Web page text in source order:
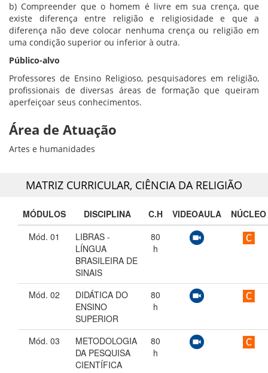
b) Compreender que o homem é livre em sua crença, que
existe diferença entre religião e religiosidade e que a
diferença não deve colocar nenhuma crença ou religião em
uma condição superior ou inferior à outra.
Público-alvo
Professores de Ensino Religioso, pesquisadores em religião,
profissionais de diversas áreas de formação que queiram
aperfeiçoar seus conhecimentos.
Área de Atuação
Artes e humanidades
MATRIZ CURRICULAR, CIÊNCIA DA RELIGIÃO
MÓDULOS DISCIPLINA C.H VIDEOAULA
NÚCLEO
Mód. 01
LIBRAS -
LÍNGUA
BRASILEIRA DE
SINAIS
80
h
Mód. 02
DIDÁTICA DO
ENSINO
SUPERIOR
80
h
Mód. 03
METODOLOGIA
DA PESQUISA
CIENTÍFICA
80
h